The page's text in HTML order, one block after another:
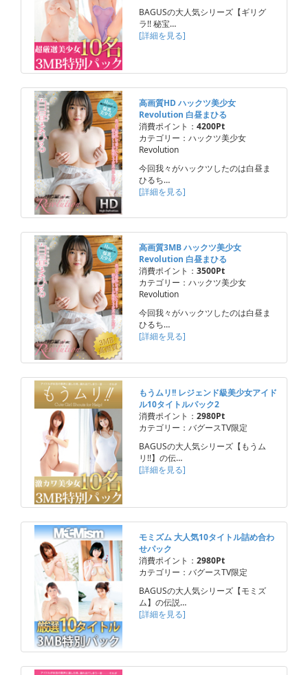
BAGUSの大人気シリーズ【ギリグ
ラ!! 秘宝…
[詳細を見る]
高画質HD ハックツ美少女
Revolution 白昼まひる
消費ポイント： 4200Pt
カテゴリー：ハックツ美少女
Revolution
今回我々がハックツしたのは白昼ま
ひるち…
[詳細を見る]
高画質3MB ハックツ美少女
Revolution 白昼まひる
消費ポイント： 3500Pt
カテゴリー：ハックツ美少女
Revolution
今回我々がハックツしたのは白昼ま
ひるち…
[詳細を見る]
もうムリ!! レジェンド級美少女アイド
ル10タイトルパック2
消費ポイント： 2980Pt
カテゴリー：バグースTV限定
BAGUSの大人気シリーズ【もうム
リ!!】の伝…
[詳細を見る]
モミズム 大人気10タイトル詰め合わ
せパック
消費ポイント： 2980Pt
カテゴリー：バグースTV限定
BAGUSの大人気シリーズ【モミズ
ム】の伝説…
[詳細を見る]